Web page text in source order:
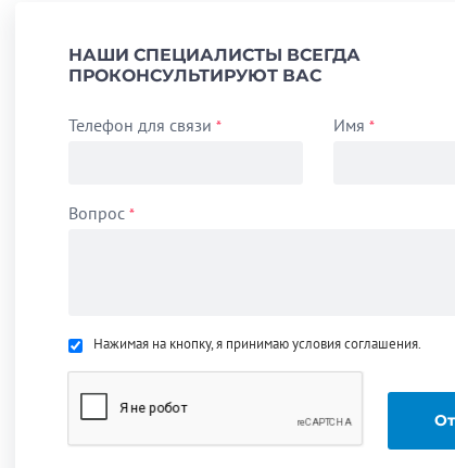
НАШИ СПЕЦИАЛИСТЫ ВСЕГДА
ПРОКОНСУЛЬТИРУЮТ ВАС
Телефон для связи * Имя *
Вопрос *
Нажимая на кнопку, я принимаю условия соглашения.